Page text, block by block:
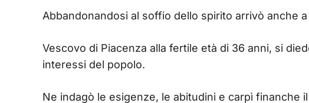
Abbandonandosi al soffio dello spirito arrivò anche
Vescovo di Piacenza alla fertile età di 36 anni, si
interessi del popolo.
Ne indagò le esigenze, le abitudini e carpì finanche